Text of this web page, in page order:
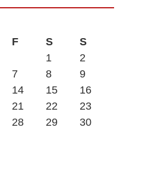
F S
S
1
2
7 8
9
14 15
16
21 22
23
28 29
30